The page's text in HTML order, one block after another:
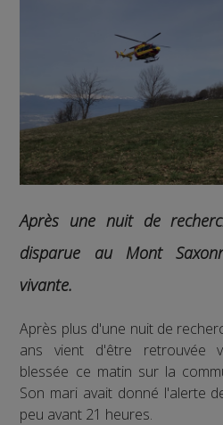
Après une nuit de
disparue au Mont
vivante.
Après plus d'une nuit de
ans vient d'être retrouvée
blessée ce matin sur la
Son mari avait donné l'alerte
peu avant 21 heures.